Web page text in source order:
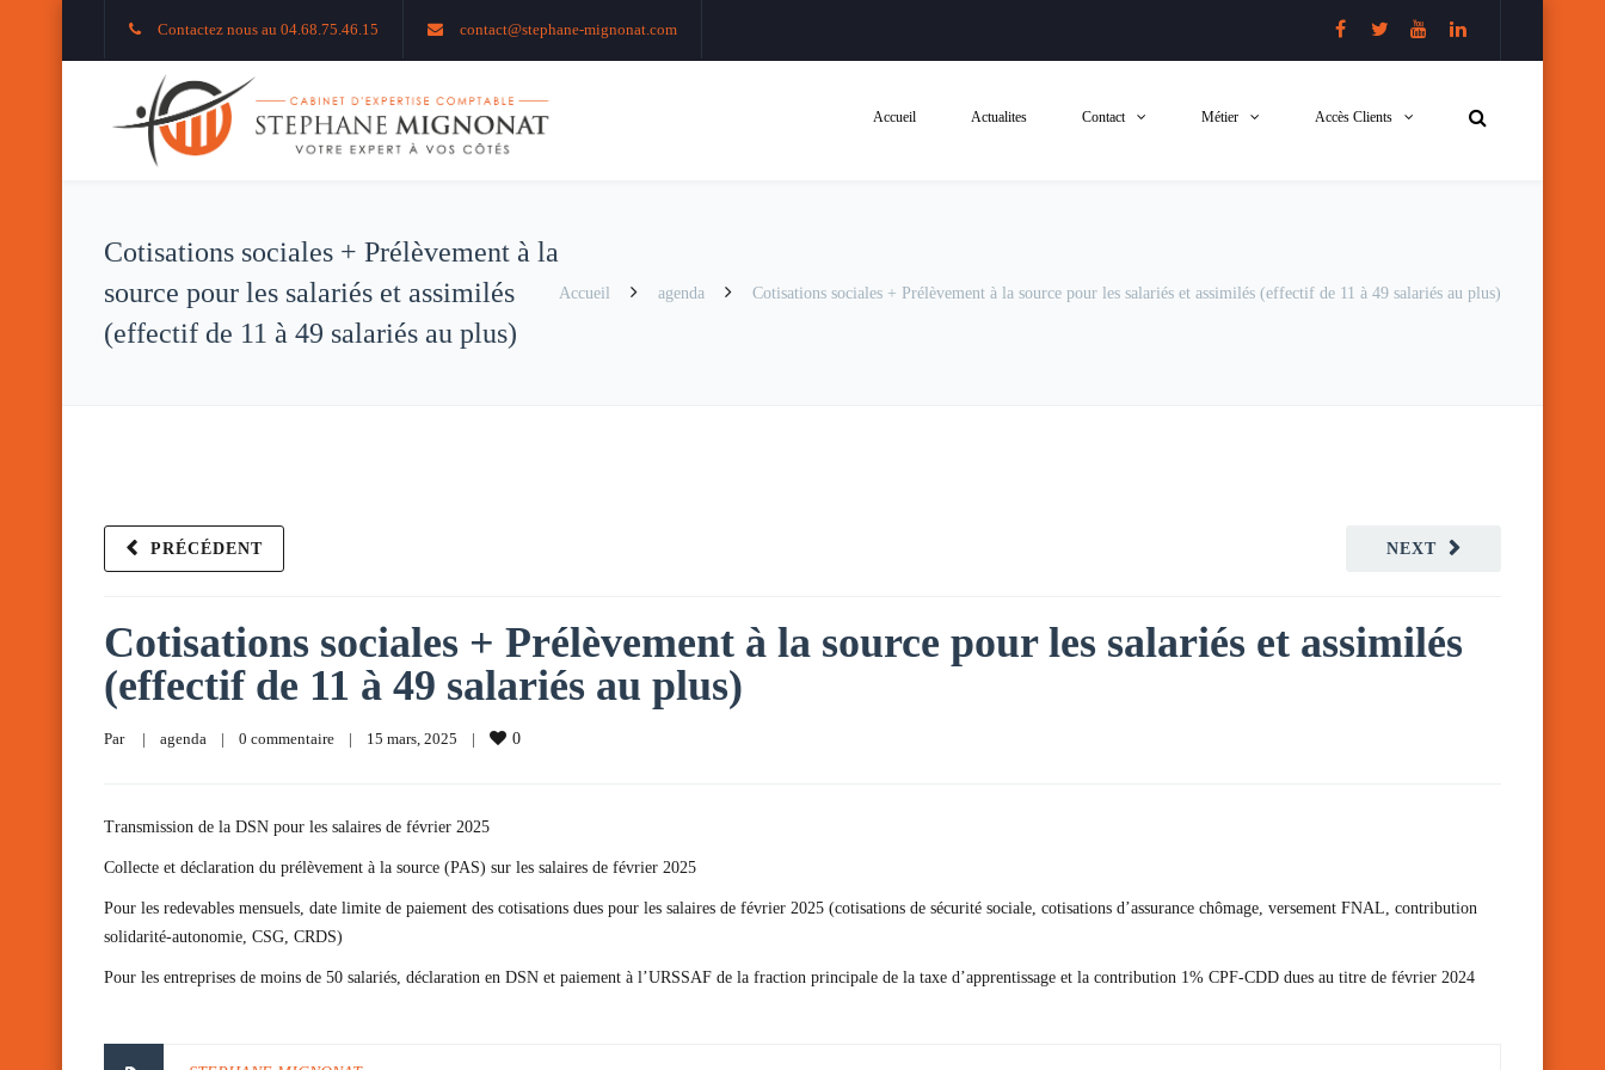
Contactez nous au 04.68.75.46.15 contact@stephane-mignonat.com
Accueil Actualites Contact Métier Accès Clients
Cotisations sociales + Prélèvement à la
source pour les salariés et assimilés
(effectif de 11 à 49 salariés au plus)
Accueil agenda Cotisations sociales + Prélèvement à la source pour les salariés et assimilés (effectif de 11 à 49 salariés au plus)
NEXT
PRÉCÉDENT
Cotisations sociales + Prélèvement à la source pour les salariés et assimilés
(effectif de 11 à 49 salariés au plus)
Par | agenda | 0 commentaire | 15 mars, 2025 | 0
Transmission de la DSN pour les salaires de février 2025
Collecte et déclaration du prélèvement à la source (PAS) sur les salaires de février 2025
Pour les redevables mensuels, date limite de paiement des cotisations dues pour les salaires de février 2025 (cotisations de sécurité sociale, cotisations d’assurance chômage, versement FNAL, contribution
solidarité-autonomie, CSG, CRDS)
Pour les entreprises de moins de 50 salariés, déclaration en DSN et paiement à l’URSSAF de la fraction principale de la taxe d’apprentissage et la contribution 1% CPF-CDD dues au titre de février 2024